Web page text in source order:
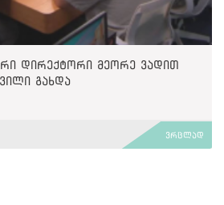
დირექტორი მეორე ვადით
გახდა
ვრცლად